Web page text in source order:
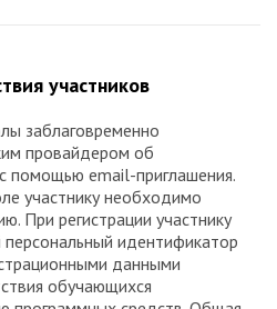
участников
заблаговременно
провайдером об
помощью email-приглашения.
участнику необходимо
При регистрации участнику
персональный идентификатор
данными
обучающихся